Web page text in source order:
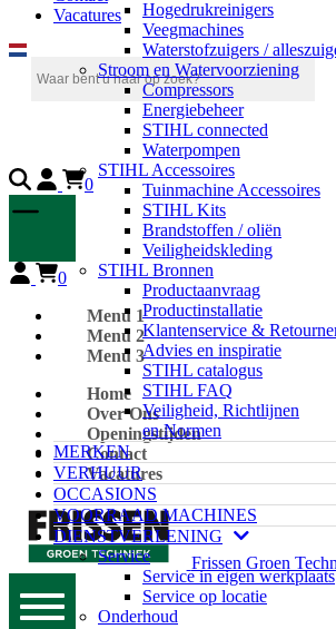
Vacatures
Hogedrukreinigers
Veegmachines
Waterstofzuigers /
Stroom en Watervoorziening
Compressors
Energiebeheer
STIHL connected
Waterpompen
STIHL Accessoires
Tuinmachine Accessoires
STIHL Kits
Brandstoffen / oliën
Veiligheidskleding
STIHL Bronnen
Productaanvraag
Productinstallatie
Klantenservice &
Advies en inspiratie
STIHL catalogus
STIHL FAQ
Veiligheid, Richtlijnen
en Normen
MERKEN
VERHUUR
OCCASIONS
VOORRAAD MACHINES
DIENSTVERLENING
Service
Service in eigen werkplaats
Service op locatie
Onderhoud
0
0
Menu 1
Menu 2
Menu 3
Home
Over Ons
Openingstijden
Contact
Vacatures
Frissen Groen